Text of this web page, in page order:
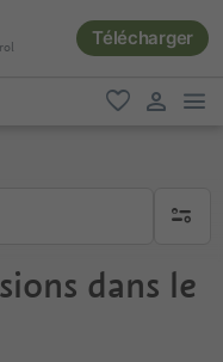
Télécharger
favori
aucun
dans le